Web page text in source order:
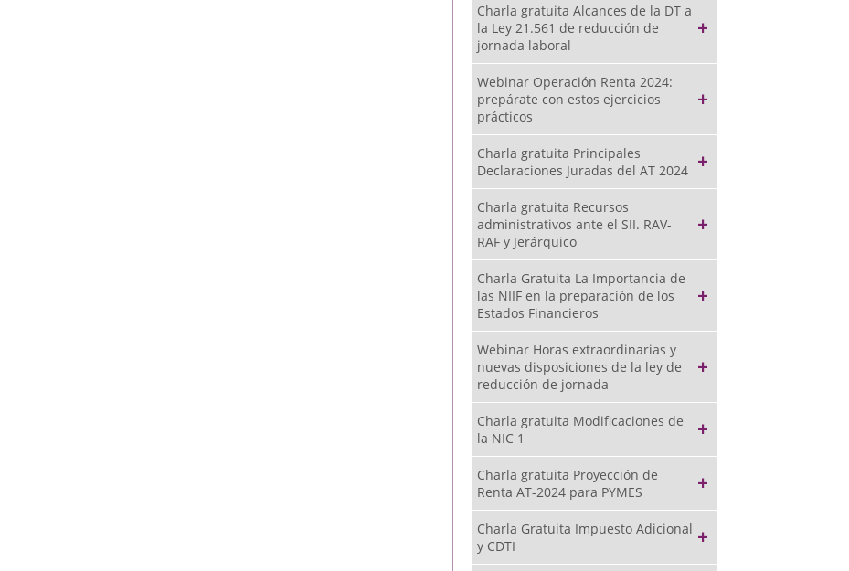
Charla gratuita Alcances de la DT a
la Ley 21.561 de reducción de
jornada laboral
Webinar Operación Renta 2024:
prepárate con estos ejercicios
prácticos
Charla gratuita Principales
Declaraciones Juradas del AT 2024
Charla gratuita Recursos
administrativos ante el SII. RAV-
RAF y Jerárquico
Charla Gratuita La Importancia de
las NIIF en la preparación de los
Estados Financieros
Webinar Horas extraordinarias y
nuevas disposiciones de la ley de
reducción de jornada
Charla gratuita Modificaciones de
la NIC 1
Charla gratuita Proyección de
Renta AT-2024 para PYMES
Charla Gratuita Impuesto Adicional
y CDTI